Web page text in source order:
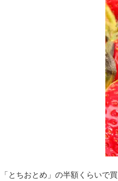
「とちおとめ」の半額くらいで